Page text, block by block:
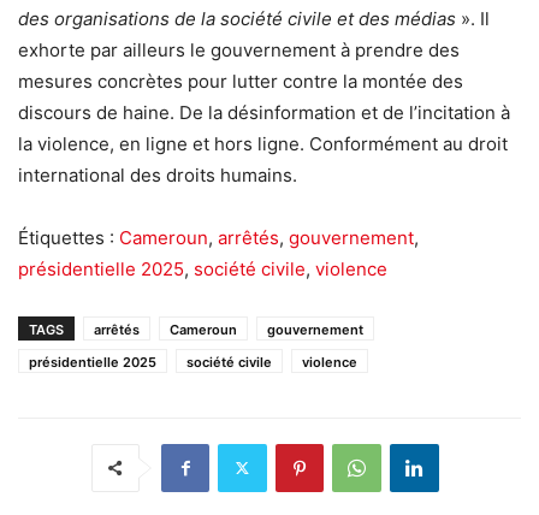
des organisations de la société civile et des médias ». Il
exhorte par ailleurs le gouvernement à prendre des
mesures concrètes pour lutter contre la montée des
discours de haine. De la désinformation et de l’incitation à
la violence, en ligne et hors ligne. Conformément au droit
international des droits humains.
Étiquettes : Cameroun, arrêtés, gouvernement,
présidentielle 2025, société civile, violence
TAGS arrêtés Cameroun
gouvernement
présidentielle 2025
société civile violence